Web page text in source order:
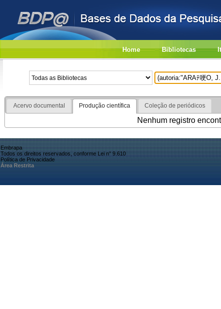
Home Bibliotecas
Acervo documental Produção científica Coleção de periódicos
Nenhum registro
Embrapa
Todos os direitos reservados, conforme Lei n° 9.610
Política de Privacidade
Área Restrita